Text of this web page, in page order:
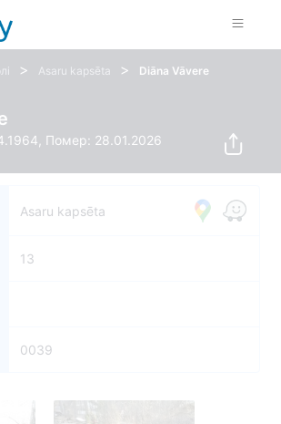
> Asaru kapsēta > Diāna Vāvere
Помер: 28.01.2026
Asaru kapsēta
13
0039